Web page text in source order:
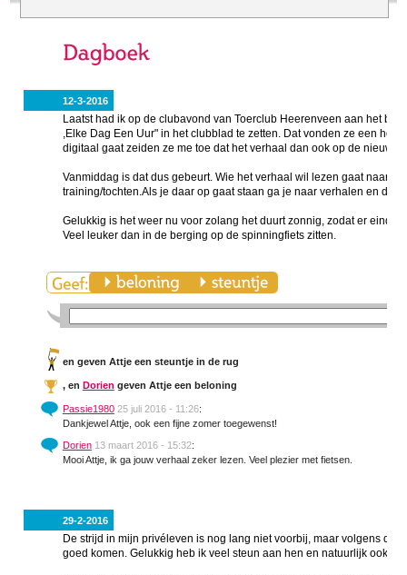
12-3-2016
Laatst had ik op de clubavond van Toerclub Heerenveen aan het
,Elke Dag Een Uur" in het clubblad te zetten. Dat vonden ze een
digitaal gaat zeiden ze me toe dat het verhaal dan ook op de nieuwe
Vanmiddag is dat dus gebeurt. Wie het verhaal wil lezen gaat naar
training/tochten.Als je daar op gaat staan ga je naar verhalen en dan
Gelukkig is het weer nu voor zolang het duurt zonnig, zodat er
Veel leuker dan in de berging op de spinningfiets zitten.
en geven Attje een steuntje in de rug
, en Dorien geven Attje een beloning
Passie1980 25 juli 2016 - 11:26:
Dankjewel Attje, ook een fijne zomer toegewenst!
Dorien 13 maart 2016 - 15:32:
Mooi Attje, ik ga jouw verhaal zeker lezen. Veel plezier met fietsen.
29-2-2016
De strijd in mijn privéleven is nog lang niet voorbij, maar volgens de
goed komen. Gelukkig heb ik veel steun aan hen en natuurlijk ook